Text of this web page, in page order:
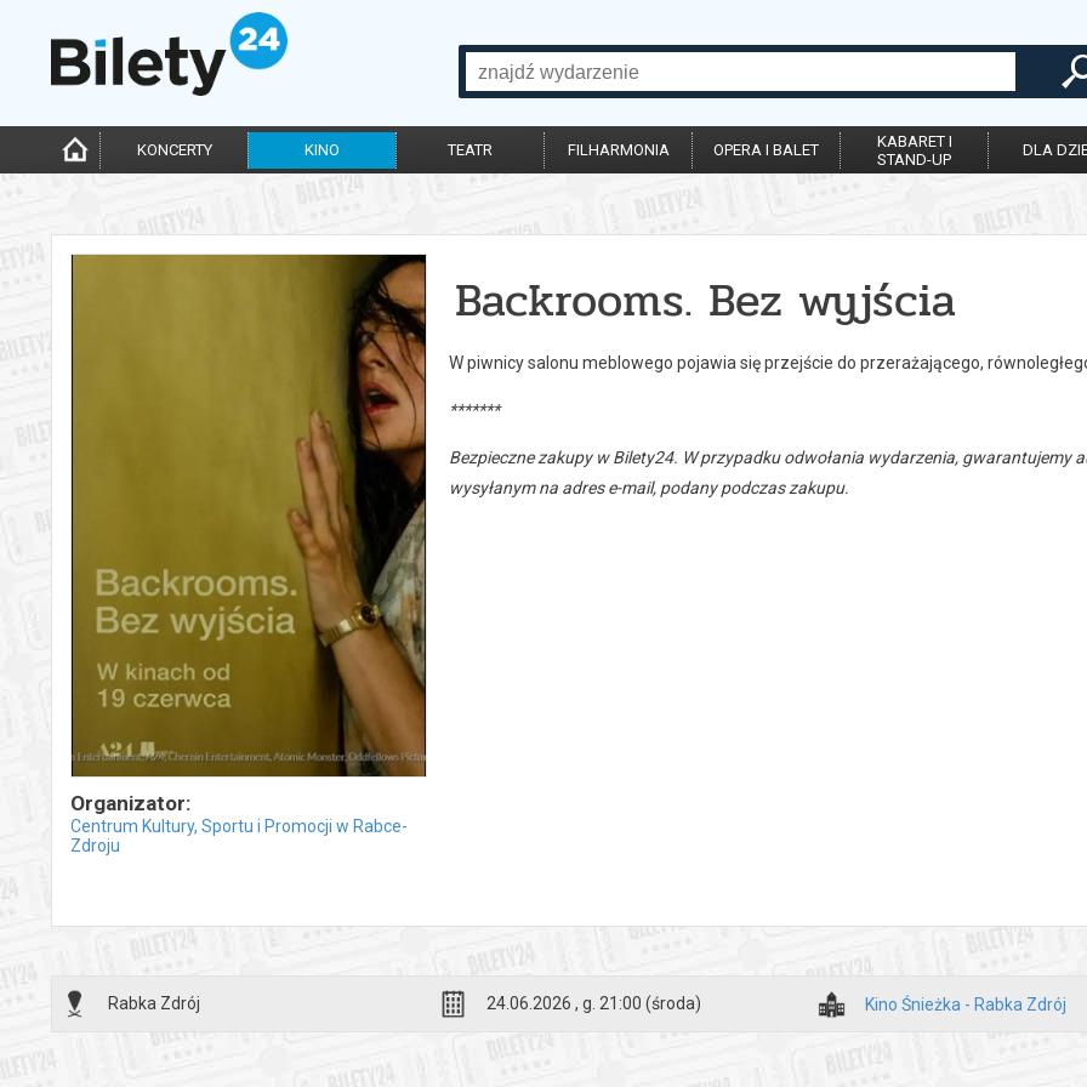
KONCERTY KINO TEATR FILHARMONIA OPERA I BALET
KABARET I
STAND-UP
DLA
Organizator:
Centrum Kultury, Sportu i Promocji w Rabce-
Zdroju
Backrooms. Bez wyjścia
W piwnicy salonu meblowego pojawia się przejście do przerażającego,
*******
Bezpieczne zakupy w Bilety24. W przypadku odwołania wydarzenia,
wysyłanym na adres e-mail, podany podczas zakupu.
Rabka Zdrój 24.06.2026 , g. 21:00 (środa) Kino Śnieżka - Rabka Zdrój